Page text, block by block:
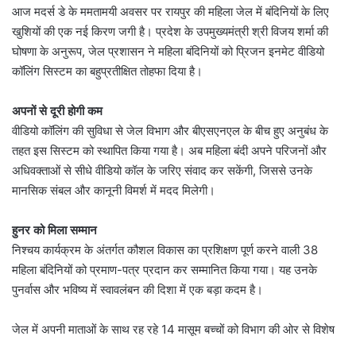
आज मदर्स डे के ममतामयी अवसर पर रायपुर की महिला जेल में बंदिनियों के लिए
खुशियों की एक नई किरण जगी है। प्रदेश के उपमुख्यमंत्री श्री विजय शर्मा की
घोषणा के अनुरूप, जेल प्रशासन ने महिला बंदिनियों को प्रिजन इनमेट वीडियो
कॉलिंग सिस्टम का बहुप्रतीक्षित तोहफा दिया है।
अपनों से दूरी होगी कम
वीडियो कॉलिंग की सुविधा से जेल विभाग और बीएसएनएल के बीच हुए अनुबंध के
तहत इस सिस्टम को स्थापित किया गया है। अब महिला बंदी अपने परिजनों और
अधिवक्ताओं से सीधे वीडियो कॉल के जरिए संवाद कर सकेंगी, जिससे उनके
मानसिक संबल और कानूनी विमर्श में मदद मिलेगी।
हुनर को मिला सम्मान
निश्चय कार्यक्रम के अंतर्गत कौशल विकास का प्रशिक्षण पूर्ण करने वाली 38
महिला बंदिनियों को प्रमाण-पत्र प्रदान कर सम्मानित किया गया। यह उनके
पुनर्वास और भविष्य में स्वावलंबन की दिशा में एक बड़ा कदम है।
जेल में अपनी माताओं के साथ रह रहे 14 मासूम बच्चों को विभाग की ओर से विशेष